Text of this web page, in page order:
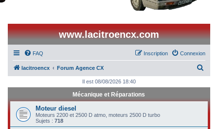
www.lacitroencx.com
FAQ Connexion
Inscription
lacitroencx Forum Agence CX
h
r
Il est 08/08/2026 18:40
Mécanique et Réparations
Moteur diesel
Moteurs 2200 et 2500 D atmo, moteurs 2500 D turbo
Sujets :718